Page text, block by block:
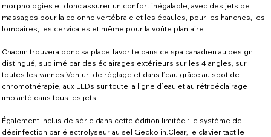
morphologies et donc assurer un confort inégalable, avec des jets de
massages pour la colonne vertébrale et les épaules, pour les hanches, les
lombaires, les cervicales et même pour la voûte plantaire.
Chacun trouvera donc sa place favorite dans ce spa canadien au design
distingué, sublimé par des éclairages extérieurs sur les 4 angles, sur
toutes les vannes Venturi de réglage et dans l’eau grâce au spot de
chromothérapie, aux LEDs sur toute la ligne d’eau et au rétroéclairage
implanté dans tous les jets.
Également inclus de série dans cette édition limitée : le système de
désinfection par électrolyseur au sel Gecko in.Clear, le clavier tactile